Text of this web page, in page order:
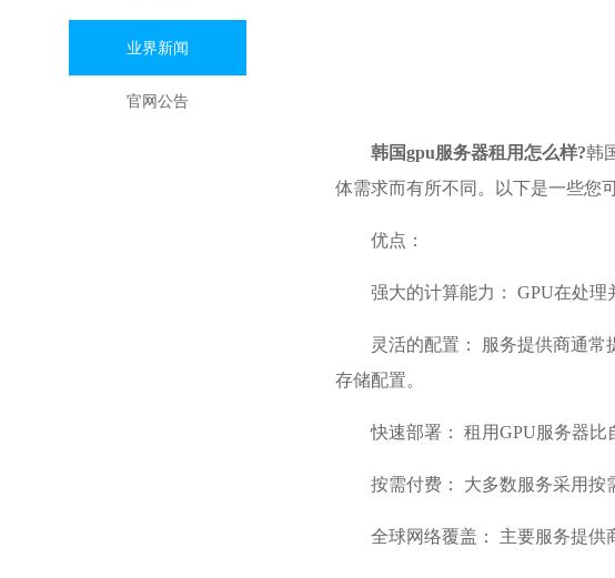
业界新闻
官网公告
韩国gpu服务器租用怎么样?韩
体需求而有所不同。以下是一些您
优点：
强大的计算能力： GPU在处
灵活的配置： 服务提供商通
存储配置。
快速部署： 租用GPU服务器比
按需付费： 大多数服务采用按
全球网络覆盖： 主要服务提供